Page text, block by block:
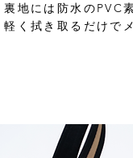
裏地には防水のPVC
軽く拭き取るだけで